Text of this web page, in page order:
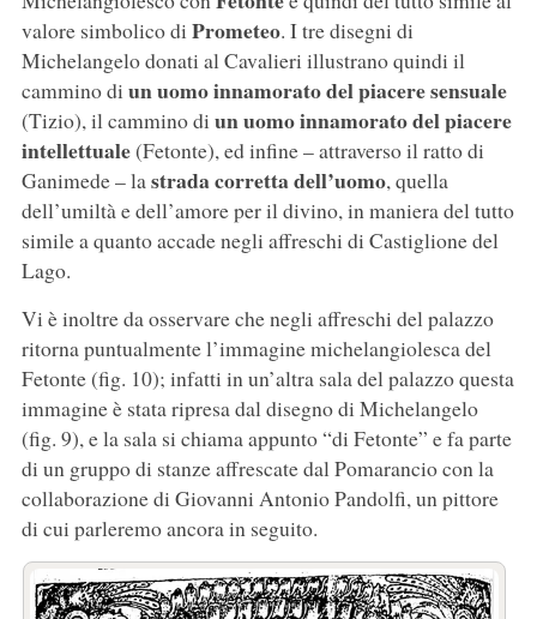
valore simbolico di Prometeo. I tre disegni di
Michelangelo donati al Cavalieri illustrano quindi il
cammino di un uomo innamorato del piacere sensuale
(Tizio), il cammino di un uomo innamorato del piacere
intellettuale(Fetonte), ed infine – attraverso il ratto di
Ganimede – lastrada corretta dell’uomo, quella
dell’umiltà e dell’amore per il divino, in maniera del tutto
simile a quanto accade negli affreschi di Castiglione del
Lago.
Vi è inoltre da osservare che negli affreschi del palazzo
ritorna puntualmente l’immagine michelangiolesca del
Fetonte (fig. 10); infatti in un’altra sala del palazzo questa
immagine è stata ripresa dal disegno di Michelangelo
(fig. 9), e la sala si chiama appunto “di Fetonte” e fa parte
di un gruppo di stanze affrescate dal Pomarancio con la
collaborazione di Giovanni Antonio Pandolfi, un pittore
di cui parleremo ancora in seguito.